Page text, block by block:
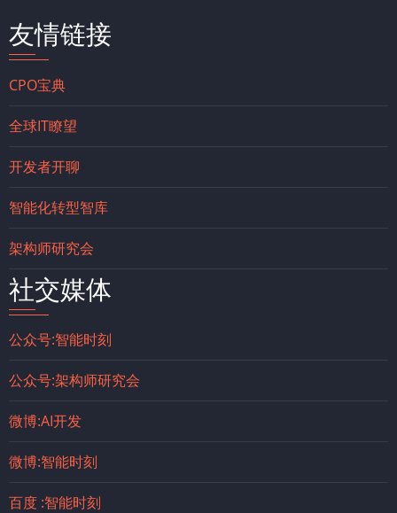
友情链接
CPO宝典
全球IT瞭望
开发者开聊
智能化转型智库
架构师研究会
社交媒体
公众号:智能时刻
公众号:架构师研究会
微博:AI开发
微博:智能时刻
百度 :智能时刻